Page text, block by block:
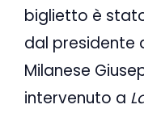
biglietto è
dal presidente
Milanese
intervenuto a